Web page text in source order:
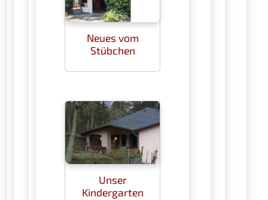
Neues vom
Stübchen
Unser
Kindergarten